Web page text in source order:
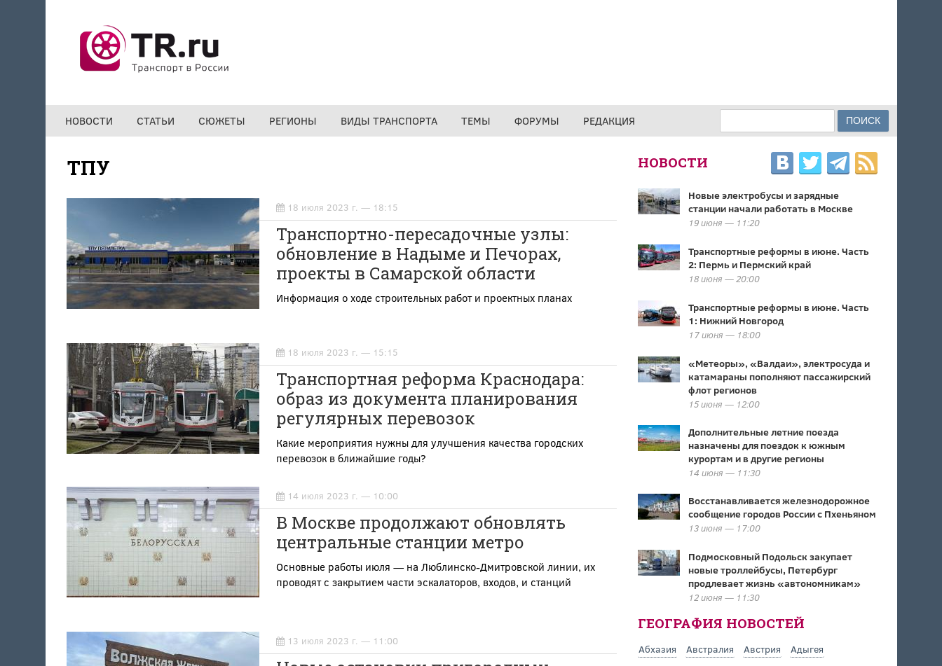
НОВОСТИ СТАТЬИ СЮЖЕТЫ РЕГИОНЫ ВИДЫ ТРАНСПОРТА ТЕМЫ ФОРУМЫ РЕДАКЦИЯ ФОРМА ПОИСКА
ТПУ
18 июля 2023 г. — 18:15
Транспортно-пересадочные узлы:
обновление в Надыме и Печорах,
проекты в Самарской области
Информация о ходе строительных работ и проектных планах
18 июля 2023 г. — 15:15
Транспортная реформа Краснодара:
образ из документа планирования
регулярных перевозок
Какие мероприятия нужны для улучшения качества городских
перевозок в ближайшие годы?
14 июля 2023 г. — 10:00
В Москве продолжают обновлять
центральные станции метро
Основные работы июля — на Люблинско-Дмитровской линии, их
проводят с закрытием части эскалаторов, входов, и станций
13 июля 2023 г. — 11:00
НОВОСТИ
Новые электробусы и зарядные
станции начали работать в Москве
19 июня — 11:20
Транспортные реформы в июне. Часть
2: Пермь и Пермский край
18 июня — 20:00
Транспортные реформы в июне. Часть
1: Нижний Новгород
17 июня — 18:00
«Метеоры», «Валдаи», электросуда и
катамараны пополняют пассажирский
флот регионов
15 июня — 12:00
Дополнительные летние поезда
назначены для поездок к южным
курортам и в другие регионы
14 июня — 11:30
Восстанавливается железнодорожное
сообщение городов России с Пхеньяном
13 июня — 17:00
Подмосковный Подольск закупает
новые троллейбусы, Петербург
продлевает жизнь «автономникам»
12 июня — 11:30
ГЕОГРАФИЯ НОВОСТЕЙ
Абхазия Австралия Австрия
Адыгея